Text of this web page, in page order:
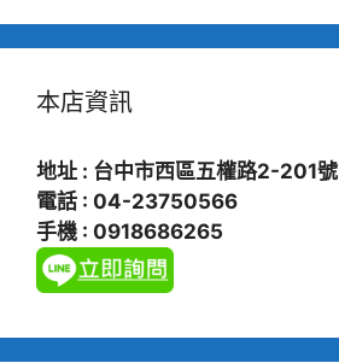
本店資訊
地址 : 台中市西區五權路2-201號
電話 : 04-23750566
手機 : 0918686265